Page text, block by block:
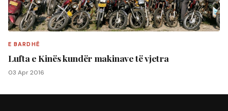
E BARDHË
Lufta e Kinës kundër makinave të vjetra
03 Apr 2016